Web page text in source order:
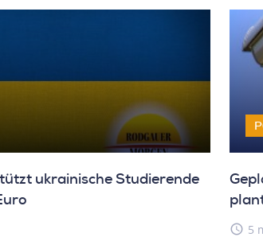
ukrainische Studierende
access_time 5